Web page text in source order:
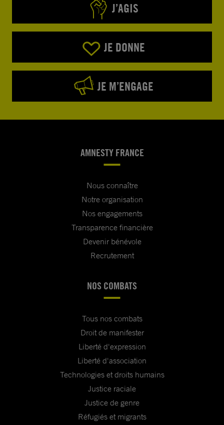
J’AGIS
JE DONNE
JE M’ENGAGE
AMNESTY FRANCE
Nous connaître
Notre organisation
Nos engagements
Transparence financière
Devenir bénévole
Recrutement
NOS COMBATS
Tous nos combats
Droit de manifester
Liberté d'expression
Liberté d'association
Technologies et droits humains
Justice raciale
Justice de genre
Réfugiés et migrants